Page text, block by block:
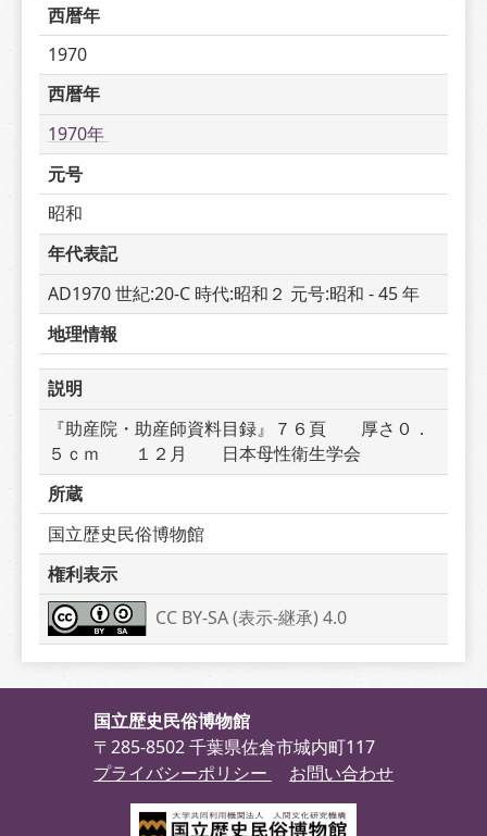
西暦年
1970
西暦年
1970年
元号
昭和
年代表記
AD1970 世紀:20-C 時代:昭和２ 元号:昭和 - 45 年
地理情報
説明
『助産院・助産師資料目録』７６頁　　厚さ０．
５ｃｍ　　１２月　　日本母性衛生学会
所蔵
国立歴史民俗博物館
権利表示
CC BY-SA (表示-継承) 4.0
国立歴史民俗博物館
〒285-8502 千葉県佐倉市城内町117
プライバシーポリシー
お問い合わせ